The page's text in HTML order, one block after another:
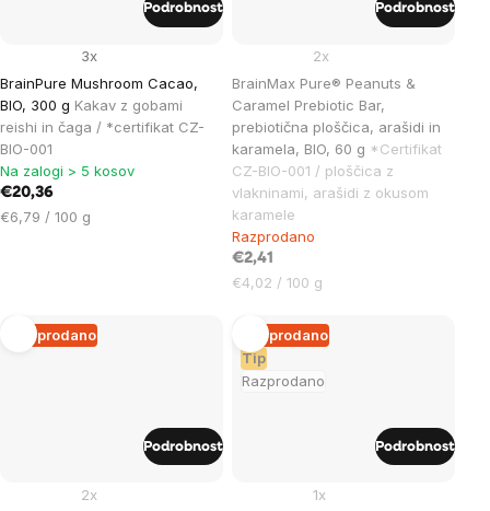
BrainPure Mushroom Cacao,
BIO, 300 g Kakav z gobami
reishi in čaga / *certifikat CZ-
BIO-001
3x
Na zalogi > 5 kosov
€20,36
Cena
€6,79 / 100 g
Podrobnost
BrainMax Pure® Peanuts &
Caramel Prebiotic Bar,
prebiotična ploščica, arašidi in
karamela, BIO, 60 g *Certifikat
CZ-BIO-001 / ploščica z
vlakninami, arašidi z okusom
karamele
2x
Razprodano
€2,41
Cena
enoto:
€4,02 / 100 g
Podrobnost
Razprodano
2x
Podrobnost
Tip
Razprodano
Razprodano
1x
Podrobnost